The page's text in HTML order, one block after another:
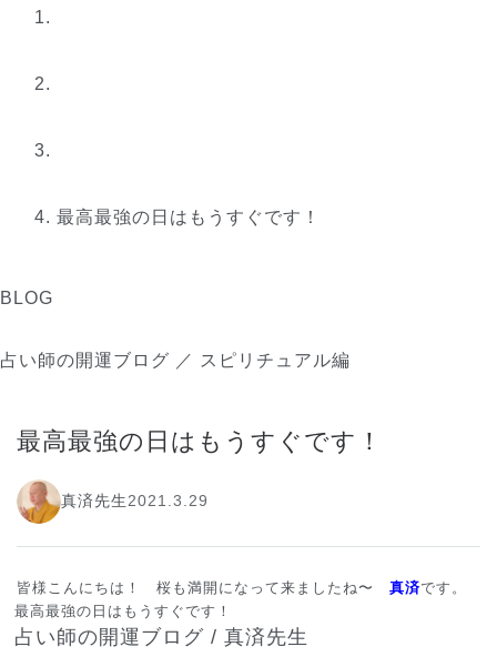
最高最強の日はもうすぐです！
占い師の開運ブログ / 真済先生
最高最強の日はもうすぐです！
BLOG
占い師の開運ブログ ／ スピリチュアル編
最高最強の日はもうすぐです！
真済先生2021.3.29
皆様こんにちは！ 桜も満開になって来ましたね〜真済です。